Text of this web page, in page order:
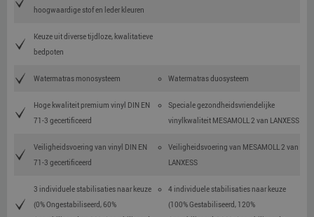
hoogwaardige stof en leder kleuren
Keuze uit diverse tijdloze, kwalitatieve
bedpoten
Watermatras monosysteem Watermatras duosysteem
Hoge kwaliteit premium vinyl DIN EN
71-3 gecertificeerd
Speciale gezondheidsvriendelijke
vinylkwaliteit MESAMOLL 2 van LANXESS
Veiligheidsvoering van vinyl DIN EN
71-3 gecertificeerd
Veiligheidsvoering van MESAMOLL 2 van
LANXESS
3 individuele stabilisaties naar keuze
(0% Ongestabiliseerd, 60%
4 individuele stabilisaties naar keuze
(100% Gestabiliseerd, 120%